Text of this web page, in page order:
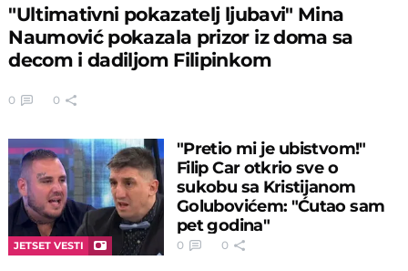
"Ultimativni pokazatelj ljubavi" Mina
Naumović pokazala prizor iz doma sa
decom i dadiljom Filipinkom
0 0
JETSET VESTI
"Pretio mi je ubistvom!"
Filip Car otkrio sve o
sukobu sa Kristijanom
Golubovićem: "Ćutao sam
pet godina"
0 0